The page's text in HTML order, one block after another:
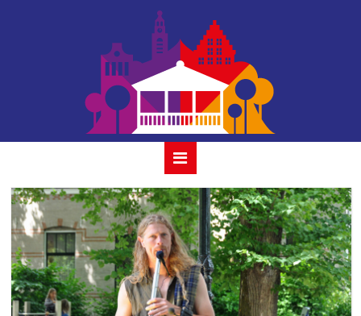
11 rapalje 3 juli
2022 gouda